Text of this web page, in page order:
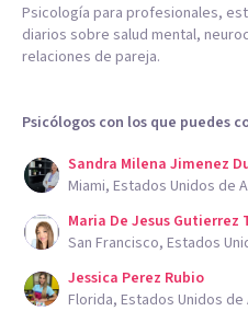
Psicología para profesionales,
diarios sobre salud mental,
relaciones de pareja.
Psicólogos con los que puedes
Sandra Milena Jimenez
Miami, Estados Unidos de
Maria De Jesus Gutierrez
San Francisco, Estados
Jessica Perez Rubio
Florida, Estados Unidos de